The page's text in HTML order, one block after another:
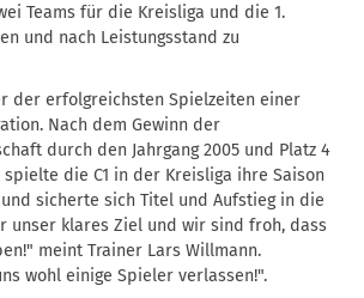
Teams für die Kreisliga und die 1.
und nach Leistungsstand zu
der erfolgreichsten Spielzeiten einer
Nach dem Gewinn der
durch den Jahrgang 2005 und Platz 4
spielte die C1 in der Kreisliga ihre Saison
sicherte sich Titel und Aufstieg in die
unser klares Ziel und wir sind froh, dass
meint Trainer Lars Willmann.
wohl einige Spieler verlassen!".